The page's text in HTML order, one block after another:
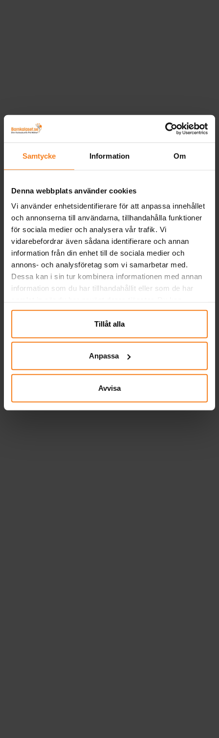
Samtycke Information Om
Denna webbplats använder cookies
Vi använder enhetsidentifierare för att anpassa innehållet
och annonserna till användarna, tillhandahålla funktioner
för sociala medier och analysera vår trafik. Vi
vidarebefordrar även sådana identifierare och annan
information från din enhet till de sociala medier och
annons- och analysföretag som vi samarbetar med.
Dessa kan i sin tur kombinera informationen med annan
information som du har tillhandahållit eller som de har
närsomhelst ändra ditt samtycke.
Tillåt alla
Anpassa
Avvisa